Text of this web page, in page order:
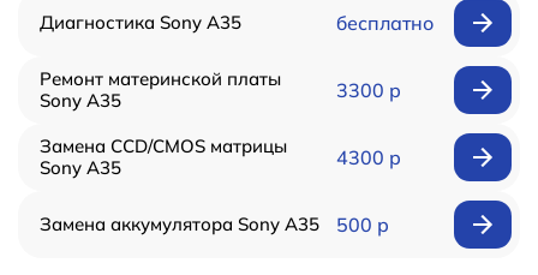
Диагностика Sony A35 бесплатно
Ремонт материнской платы
Sony A35
3300 р
Замена CCD/CMOS матрицы
Sony A35
4300 р
Замена аккумулятора Sony A35 500 р